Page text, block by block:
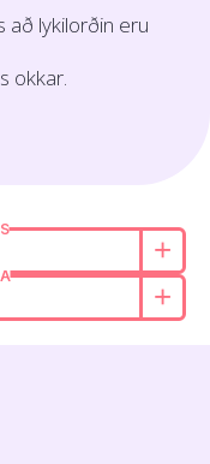
að lykilorðin eru
okkar.
+
+